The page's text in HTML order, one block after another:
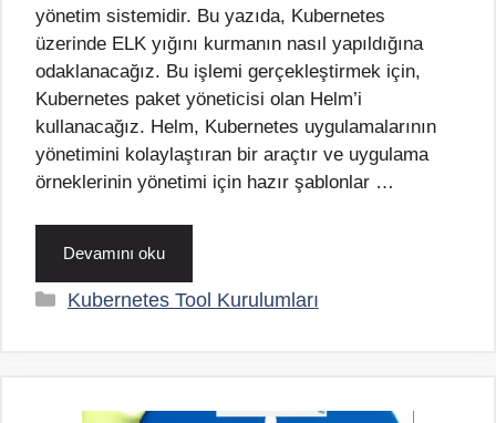
yönetim sistemidir. Bu yazıda, Kubernetes
üzerinde ELK yığını kurmanın nasıl yapıldığına
odaklanacağız. Bu işlemi gerçekleştirmek için,
Kubernetes paket yöneticisi olan Helm’i
kullanacağız. Helm, Kubernetes uygulamalarının
yönetimini kolaylaştıran bir araçtır ve uygulama
örneklerinin yönetimi için hazır şablonlar …
Devamını oku
Kategoriler
Kubernetes Tool Kurulumları